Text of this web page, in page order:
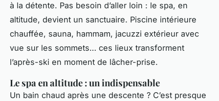
à la détente. Pas besoin d’aller loin : le spa, en
altitude, devient un sanctuaire. Piscine intérieure
chauffée, sauna, hammam, jacuzzi extérieur avec
vue sur les sommets… ces lieux transforment
l’après-ski en moment de lâcher-prise.
Le spa en altitude : un indispensable
Un bain chaud après une descente ? C’est presque